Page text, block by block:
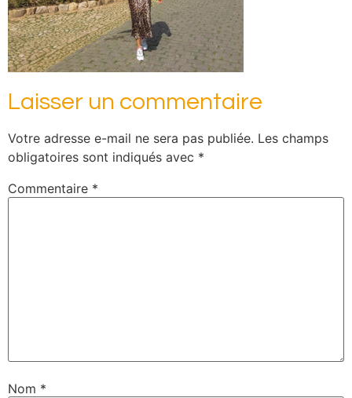
Laisser un commentaire
Votre adresse e-mail ne sera pas publiée. Les champs
obligatoires sont indiqués avec *
Commentaire *
Nom *